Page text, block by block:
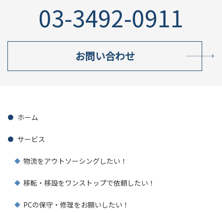
03-3492-0911
お問い合わせ
ホーム
サービス
物流をアウトソーシングしたい！
移転・移設をワンストップで依頼したい！
PCの保守・修理をお願いしたい！